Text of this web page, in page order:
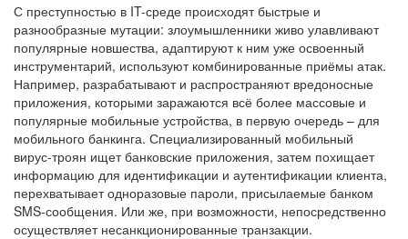
С преступностью в IT-среде происходят быстрые и
разнообразные мутации: злоумышленники живо улавливают
популярные новшества, адаптируют к ним уже освоенный
инструментарий, используют комбинированные приёмы атак.
Например, разрабатывают и распространяют вредоносные
приложения, которыми заражаются всё более массовые и
популярные мобильные устройства, в первую очередь – для
мобильного банкинга. Специализированный мобильный
вирус-троян ищет банковские приложения, затем похищает
информацию для идентификации и аутентификации клиента,
перехватывает одноразовые пароли, присылаемые банком
SMS-сообщения. Или же, при возможности, непосредственно
осуществляет несанкционированные транзакции.